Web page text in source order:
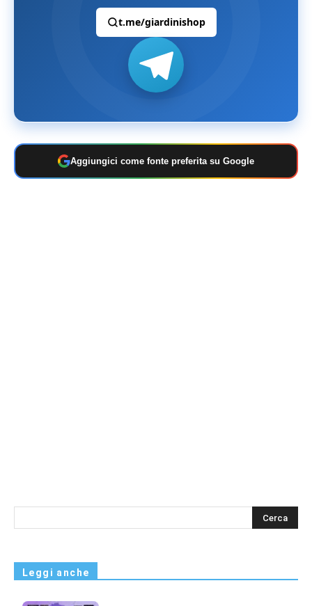
t.me/giardinishop
Aggiungici come fonte preferita su Google
s
Leggi anche